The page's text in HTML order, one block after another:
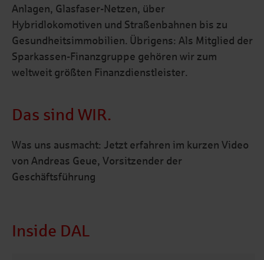
Anlagen, Glasfaser-Netzen, über
Hybridlokomotiven und Straßenbahnen bis zu
Gesundheitsimmobilien. Übrigens: Als Mitglied der
Sparkassen-Finanzgruppe gehören wir zum
weltweit größten Finanzdienstleister.
Das sind WIR.
Was uns ausmacht: Jetzt erfahren im kurzen Video
von Andreas Geue, Vorsitzender der
Geschäftsführung
Inside DAL